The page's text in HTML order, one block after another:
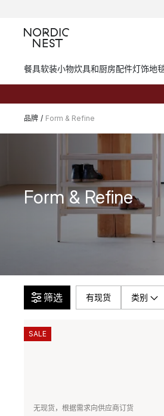
餐具软装小物炊具和厨房配件灯饰地
品牌 / Form & Refine
Form & Refine
筛选 有现货 类别
无现货，根据需求向供应商订货
SALE